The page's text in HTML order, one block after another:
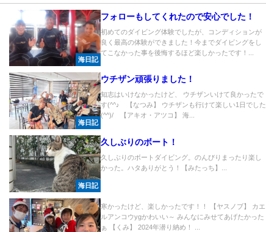
海日記
フォローもしてくれたので安心でした！
初めてのダイビング体験でしたが、コンディションが
良く最高の体験ができました！今までダイビングをし
てこなかった事を後悔するほど楽しかったです！...
海日記
ウチザン頑張りました！
知志はいけなかったけど、 ウチザンいけて良かったで
す(^^♪ 【なつみ】 ウチザンも行けて楽しい1日でした
(^^)/ 【アキオ・アツコ】 海...
海日記
久しぶりのボート！
久しぶりのボートダイビング。のんびりまったり楽し
かった。ハタありがとう！【みたっち】...
寒かったけど、楽しかったです！！ 【ヤスノブ】 カエ
ルアンコウygかわいい～ みんなにみせてあげたかった
ぁ 【くみ】 2024年潜り納め！ ...